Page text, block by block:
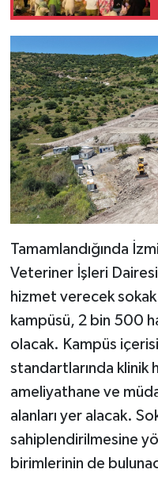
Tamamlandığında
Veteriner İşleri Dairesi
hizmet verecek sokak
kampüsü, 2 bin 500
olacak. Kampüs
standartlarında klinik
ameliyathane ve
alanları yer alacak.
sahiplendirilmesine
birimlerinin de